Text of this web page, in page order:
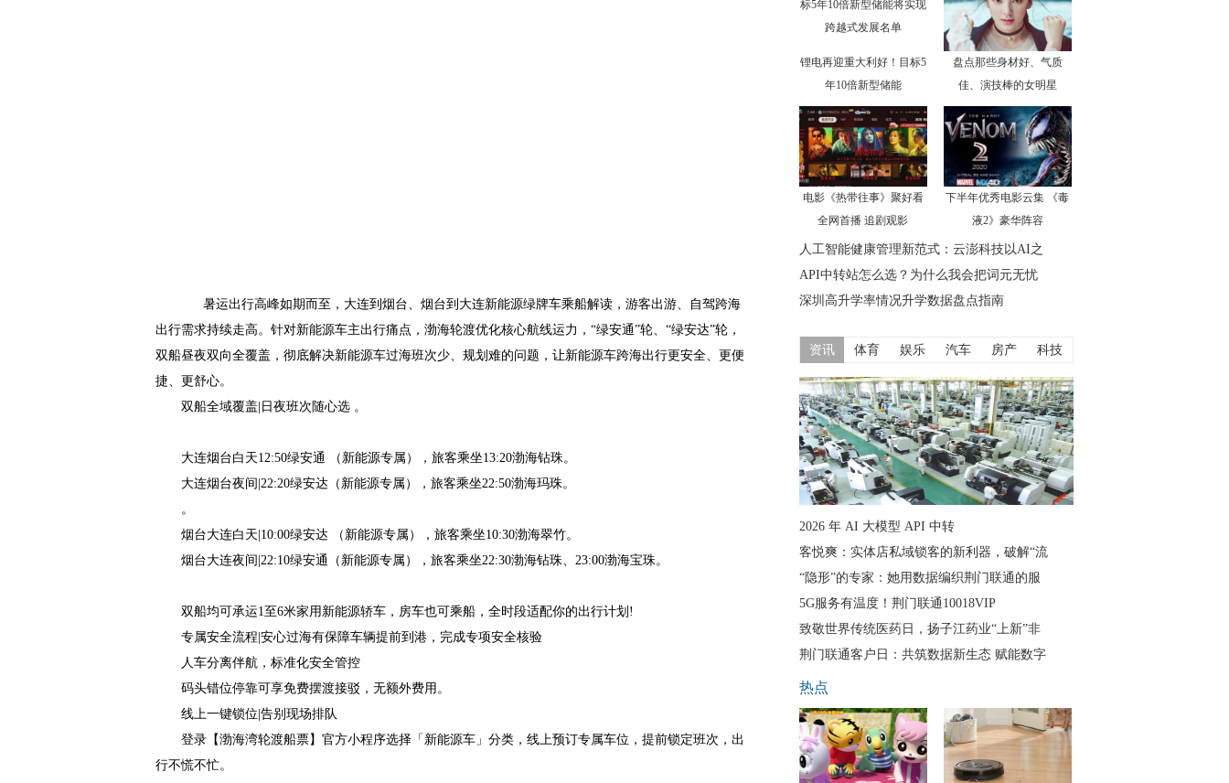
暑运出行高峰如期而至，大连到烟台、烟台到大连新能源绿牌车乘船解读，游客出游、自驾跨海
出行需求持续走高。针对新能源车主出行痛点，渤海轮渡优化核心航线运力，“绿安通”轮、“绿安达”轮，
双船昼夜双向全覆盖，彻底解决新能源车过海班次少、规划难的问题，让新能源车跨海出行更安全、更便
捷、更舒心。
双船全域覆盖|日夜班次随心选 。
大连烟台白天12:50绿安通 （新能源专属），旅客乘坐13:20渤海钻珠。
大连烟台夜间|22:20绿安达（新能源专属），旅客乘坐22:50渤海玛珠。
。
烟台大连白天|10:00绿安达 （新能源专属），旅客乘坐10:30渤海翠竹。
烟台大连夜间|22:10绿安通（新能源专属），旅客乘坐22:30渤海钻珠、23:00渤海宝珠。
双船均可承运1至6米家用新能源轿车，房车也可乘船，全时段适配你的出行计划!
专属安全流程|安心过海有保障车辆提前到港，完成专项安全核验
人车分离伴航，标准化安全管控
码头错位停靠可享免费摆渡接驳，无额外费用。
线上一键锁位|告别现场排队
登录【渤海湾轮渡船票】官方小程序选择「新能源车」分类，线上预订专属车位，提前锁定班次，出
行不慌不忙。
锂电再迎重大利好！目标5
年10倍新型储能
盘点那些身材好、气质
佳、演技棒的女明星
电影《热带往事》聚好看
全网首播 追剧观影
下半年优秀电影云集 《毒
液2》豪华阵容
人工智能健康管理新范式：云澎科技以AI之
API中转站怎么选？为什么我会把词元无忧
深圳高升学率情况升学数据盘点指南
资讯 体育 娱乐 汽车 房产 科技
2026 年 AI 大模型 API 中转
客悦爽：实体店私域锁客的新利器，破解“流
“隐形”的专家：她用数据编织荆门联通的服
5G服务有温度！荆门联通10018VIP
致敬世界传统医药日，扬子江药业“上新”非
荆门联通客户日：共筑数据新生态 赋能数字
热点